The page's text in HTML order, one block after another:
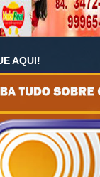
AQUI!